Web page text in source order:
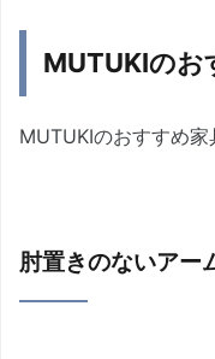
MUTUKIのお
MUTUKIのおすすめ家
肘置きのないアー